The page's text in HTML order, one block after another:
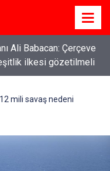
Ali Babacan: Çerçeve
ilkesi gözetilmeli
mili savaş nedeni